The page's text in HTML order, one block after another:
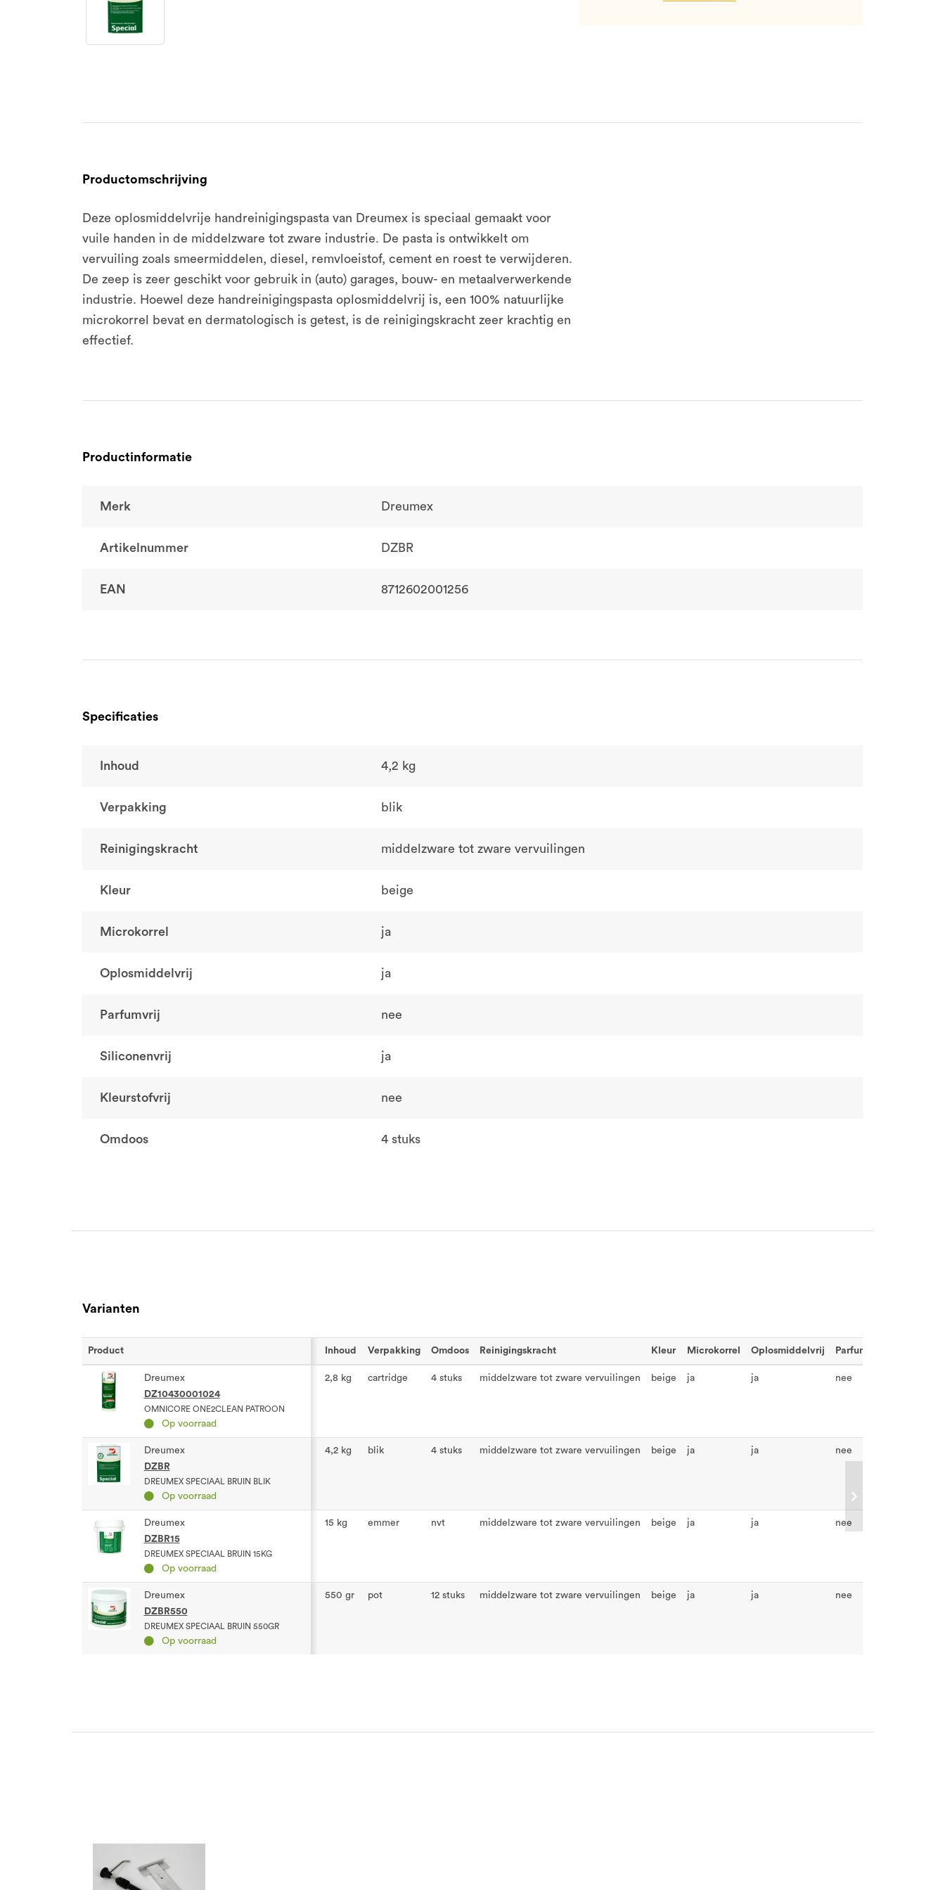
Productomschrijving
Deze oplosmiddelvrije handreinigingspasta van Dreumex is speciaal gemaakt voor
vuile handen in de middelzware tot zware industrie. De pasta is ontwikkelt om
vervuiling zoals smeermiddelen, diesel, remvloeistof, cement en roest te verwijderen.
De zeep is zeer geschikt voor gebruik in (auto) garages, bouw- en metaalverwerkende
industrie. Hoewel deze handreinigingspasta oplosmiddelvrij is, een 100% natuurlijke
microkorrel bevat en dermatologisch is getest, is de reinigingskracht zeer krachtig en
effectief.
Productinformatie
Merk Dreumex
Artikelnummer DZBR
EAN 8712602001256
Specificaties
Inhoud 4,2 kg
Verpakking blik
Reinigingskracht middelzware tot zware vervuilingen
Kleur beige
Microkorrel ja
Oplosmiddelvrij ja
Parfumvrij nee
Siliconenvrij ja
Kleurstofvrij nee
Omdoos 4 stuks
Varianten
Product Inhoud Verpakking Omdoos Reinigingskracht Kleur Microkorrel Oplosmiddelvrij Parfumvrij
Dreumex
DZ10430001024
OMNICORE ONE2CLEAN PATROON
Op voorraad
2,8 kg cartridge 4 stuks middelzware tot zware vervuilingen beige ja ja nee
Dreumex
DZBR
DREUMEX SPECIAAL BRUIN BLIK
Op voorraad
4,2 kg blik 4 stuks middelzware tot zware vervuilingen beige ja ja nee
Dreumex
DZBR15
DREUMEX SPECIAAL BRUIN 15KG
Op voorraad
15 kg emmer nvt middelzware tot zware vervuilingen beige ja ja nee
Dreumex
DZBR550
DREUMEX SPECIAAL BRUIN 550GR
Op voorraad
550 gr pot 12 stuks middelzware tot zware vervuilingen beige ja ja nee